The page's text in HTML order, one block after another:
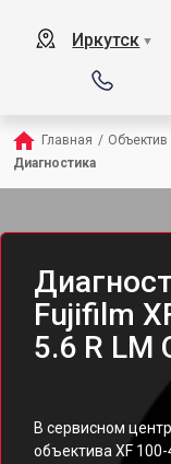
Иркутск ▼
Главная / Объектив
Диагностика
Fujifilm
5.6 R LM
В сервисном
объектива XF